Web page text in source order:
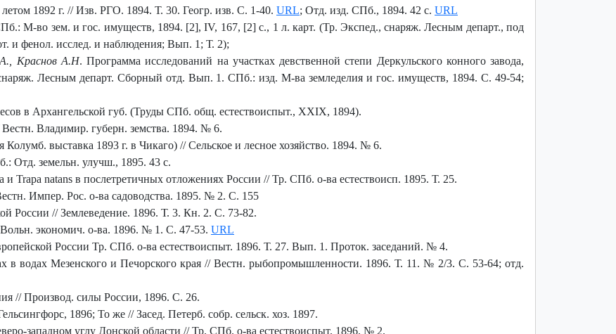
1892 г. // Изв. РГО. 1894. Т. 30. Геогр. изв. С. 1-40. URL; Отд. изд. СПб., 1894. 42 с. URL
М-во зем. и гос. имуществ, 1894. [2], IV, 167, [2] с., 1 л. карт. (Тр. Экспед., снаряж. Лесным департ., под
и фенол. исслед. и наблюдения; Вып. 1; Т. 2);
Краснов А.Н. Программа исследований на участках девственной степи Деркульского конного завода,
Лесным департ. Сборный отд. Вып. 1. СПб.: изд. М-ва земледелия и гос. имуществ, 1894. С. 49-54;
в Архангельской губ. (Труды СПб. общ. естествоиспыт., XXIX, 1894).
Владимир. губерн. земства. 1894. № 6.
Колумб. выставка 1893 г. в Чикаго) // Сельское и лесное хозяйство. 1894. № 6.
Отд. земельн. улучш., 1895. 43 с.
Trapa natans в послетретичных отложениях России // Тр. СПб. о-ва естествоисп. 1895. Т. 25.
Импер. Рос. о-ва садоводства. 1895. № 2. С. 155
России // Землеведение. 1896. Т. 3. Кн. 2. С. 73-82.
экономич. о-ва. 1896. № 1. С. 47-53. URL
России Тр. СПб. о-ва естествоиспыт. 1896. Т. 27. Вып. 1. Проток. заседаний. № 4.
водах Мезенского и Печорского края // Вестн. рыбопромышленности. 1896. Т. 11. № 2/3. С. 53-64; отд.
// Производ. силы России, 1896. С. 26.
1896; То же // Засед. Петерб. собр. сельск. хоз. 1897.
западном углу Донской области // Тр. СПб. о-ва естествоиспыт. 1896. № 2.